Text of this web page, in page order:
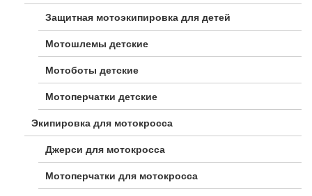
Защитная мотоэкипировка для детей
Мотошлемы детские
Мотоботы детские
Мотоперчатки детские
Экипировка для мотокросса
Джерси для мотокросса
Мотоперчатки для мотокросса